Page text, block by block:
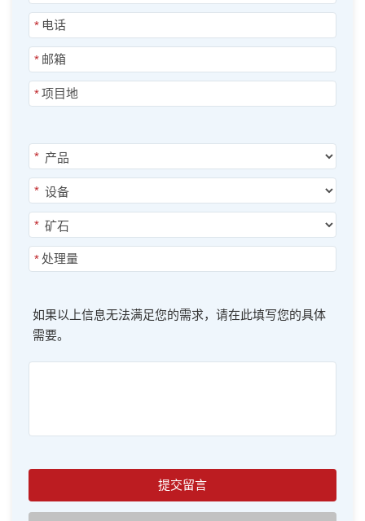
*
*
*
*
*
*
*
如果以上信息无法满足您的需求，请在此填写您的具体
需要。